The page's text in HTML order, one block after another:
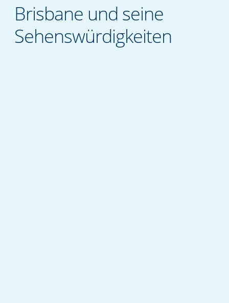
Brisbane und seine
Sehenswürdigkeiten